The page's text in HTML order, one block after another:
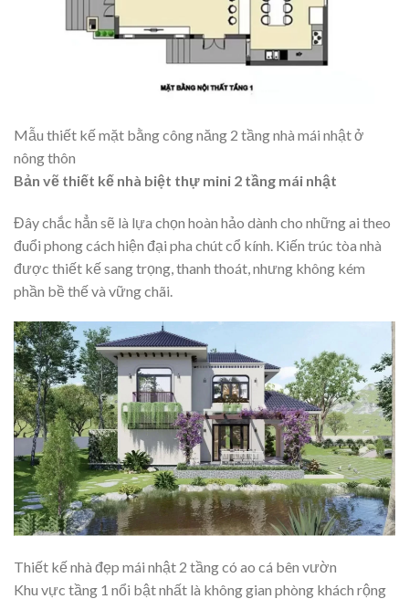
Mẫu thiết kế mặt bằng công năng 2 tầng nhà mái nhật ở
nông thôn
Bản vẽ thiết kế nhà biệt thự mini 2 tầng mái nhật
Đây chắc hẳn sẽ là lựa chọn hoàn hảo dành cho những ai theo
đuổi phong cách hiện đại pha chút cổ kính. Kiến trúc tòa nhà
được thiết kế sang trọng, thanh thoát, nhưng không kém
phần bề thế và vững chãi.
Thiết kế nhà đẹp mái nhật 2 tầng có ao cá bên vườn
Khu vực tầng 1 nổi bật nhất là không gian phòng khách rộng